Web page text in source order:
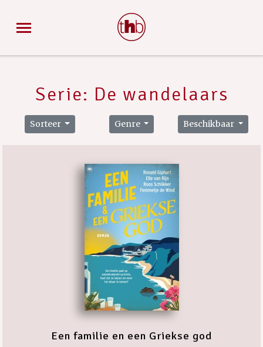
Serie: De wandelaars
Sorteer Genre Beschikbaar
Een familie en een Griekse god